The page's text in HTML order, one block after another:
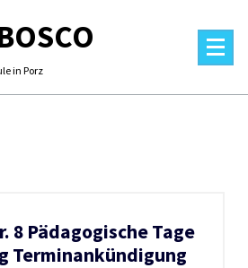
in Porz
8 Pädagogische Tage
Terminankündigung